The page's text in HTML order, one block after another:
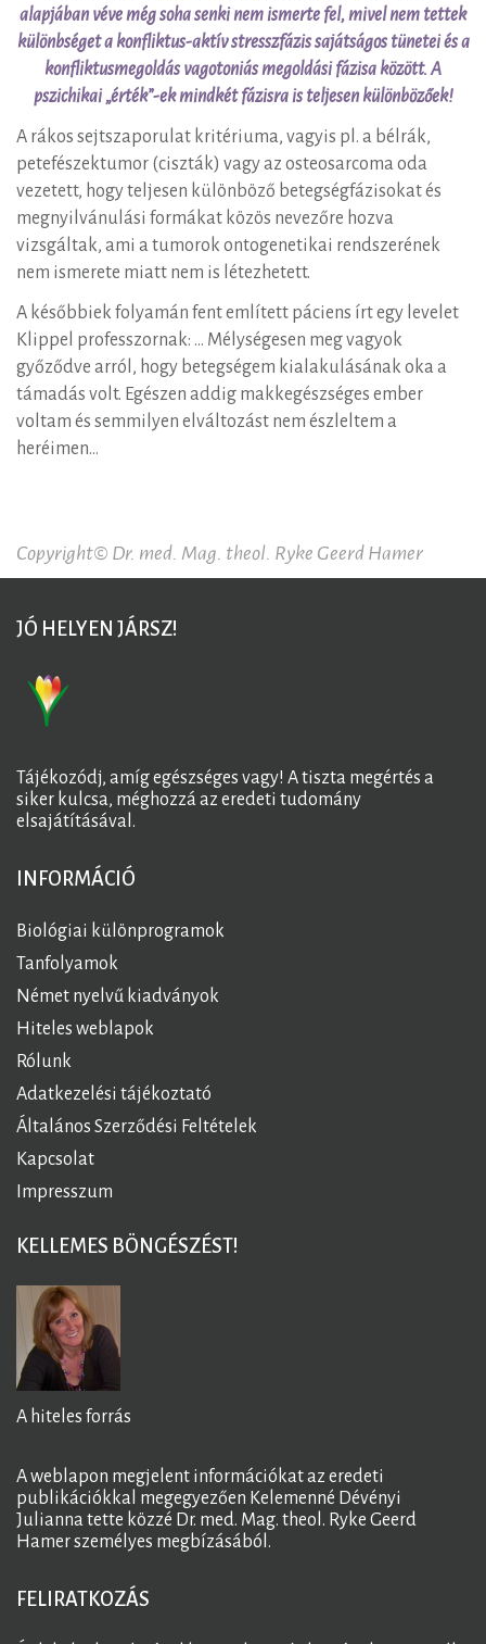
alapjában véve még soha senki nem ismerte fel, mivel nem tettek
különbséget a konfliktus-aktív stresszfázis sajátságos tünetei és a
konfliktusmegoldás vagotoniás megoldási fázisa között. A
pszichikai „érték”-ek mindkét fázisra is teljesen különbözőek!
A rákos sejtszaporulat kritériuma, vagyis pl. a bélrák,
petefészektumor (ciszták) vagy az osteosarcoma oda
vezetett, hogy teljesen különböző betegségfázisokat és
megnyilvánulási formákat közös nevezőre hozva
vizsgáltak, ami a tumorok ontogenetikai rendszerének
nem ismerete miatt nem is létezhetett.
A későbbiek folyamán fent említett páciens írt egy levelet
Klippel professzornak: … Mélységesen meg vagyok
győződve arról, hogy betegségem kialakulásának oka a
támadás volt. Egészen addig makkegészséges ember
voltam és semmilyen elváltozást nem észleltem a
heréimen…
Copyright© Dr. med. Mag. theol. Ryke Geerd Hamer
JÓ HELYEN JÁRSZ!
Tájékozódj, amíg egészséges vagy! A tiszta megértés a
siker kulcsa, méghozzá az eredeti tudomány
elsajátításával.
INFORMÁCIÓ
Biológiai különprogramok
Tanfolyamok
Német nyelvű kiadványok
Hiteles weblapok
Rólunk
Adatkezelési tájékoztató
Általános Szerződési Feltételek
Kapcsolat
Impresszum
KELLEMES BÖNGÉSZÉST!
A hiteles forrás
A weblapon megjelent információkat az eredeti
publikációkkal megegyezően Kelemenné Dévényi
Julianna tette közzé Dr. med. Mag. theol. Ryke Geerd
Hamer személyes megbízásából.
FELIRATKOZÁS